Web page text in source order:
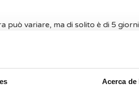
Acerca de
può variare, ma di solito è di 5
6 giorni di sviluppo).